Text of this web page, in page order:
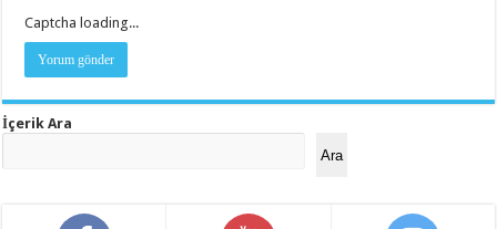
Captcha loading...
İçerik Ara
Ara